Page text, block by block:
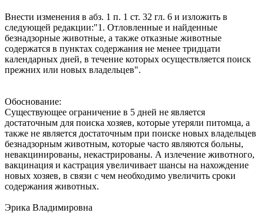
Внести изменения в абз. 1 п. 1 ст. 32 гл. 6 и изложить в
следующей редакции:"1. Отловленные и найденные
безнадзорные животные, а также отказные животные
содержатся в пунктах содержания не менее тридцати
календарных дней, в течение которых осуществляется поиск
прежних или новых владельцев".
Обоснование:
Существующее ограничение в 5 дней не является
достаточным для поиска хозяев, которые утеряли питомца, а
также не является достаточным при поиске новых владельцев
безнадзорным животным, которые часто являются больны,
невакцинированы, некастрированы. А излечение животного,
вакцинация и кастрация увеличивает шансы на нахождение
новых хозяев, в связи с чем необходимо увеличить сроки
содержания животных.
Эрика Владимировна